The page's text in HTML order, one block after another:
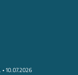
10.07.2026